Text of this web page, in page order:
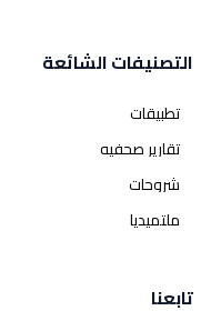
التصنيفات الشائعة
تطبيقات
تقارير صحفيه
شروحات
ملتميديا
تابعنا